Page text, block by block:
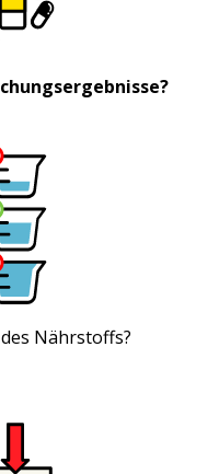
Nährstoffs?